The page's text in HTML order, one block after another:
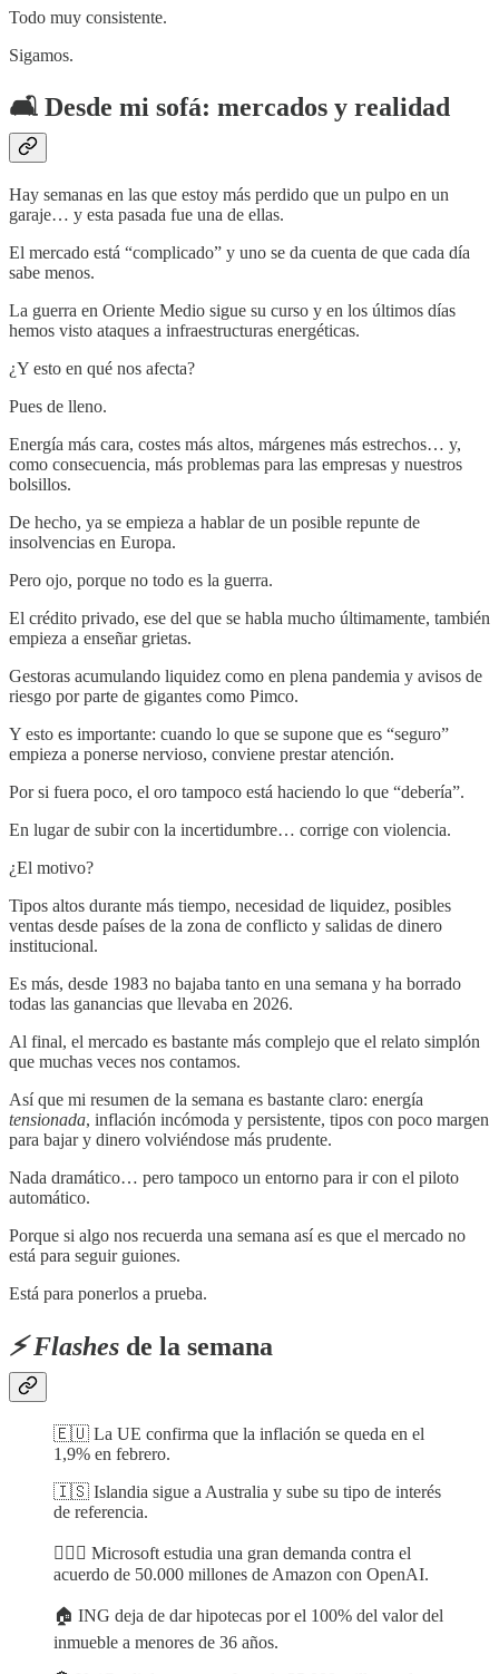
Todo muy consistente.
Sigamos.
🛋️ Desde mi sofá: mercados y realidad
Hay semanas en las que estoy más perdido que un pulpo en un
garaje… y esta pasada fue una de ellas.
El mercado está “complicado” y uno se da cuenta de que cada día
sabe menos.
La guerra en Oriente Medio sigue su curso y en los últimos días
hemos visto ataques a infraestructuras energéticas.
¿Y esto en qué nos afecta?
Pues de lleno.
Energía más cara, costes más altos, márgenes más estrechos… y,
como consecuencia, más problemas para las empresas y nuestros
bolsillos.
De hecho, ya se empieza a hablar de un posible repunte de
insolvencias en Europa.
Pero ojo, porque no todo es la guerra.
El crédito privado, ese del que se habla mucho últimamente, también
empieza a enseñar grietas.
Gestoras acumulando liquidez como en plena pandemia y avisos de
riesgo por parte de gigantes como Pimco.
Y esto es importante: cuando lo que se supone que es “seguro”
empieza a ponerse nervioso, conviene prestar atención.
Por si fuera poco, el oro tampoco está haciendo lo que “debería”.
En lugar de subir con la incertidumbre… corrige con violencia.
¿El motivo?
Tipos altos durante más tiempo, necesidad de liquidez, posibles
ventas desde países de la zona de conflicto y salidas de dinero
institucional.
Es más, desde 1983 no bajaba tanto en una semana y ha borrado
todas las ganancias que llevaba en 2026.
Al final, el mercado es bastante más complejo que el relato simplón
que muchas veces nos contamos.
Así que mi resumen de la semana es bastante claro: energía
tensionada, inflación incómoda y persistente, tipos con poco margen
para bajar y dinero volviéndose más prudente.
Nada dramático… pero tampoco un entorno para ir con el piloto
automático.
Porque si algo nos recuerda una semana así es que el mercado no
está para seguir guiones.
Está para ponerlos a prueba.
⚡️ Flashes de la semana
🇪🇺 La UE confirma que la inflación se queda en el
1,9% en febrero.
🇮🇸 Islandia sigue a Australia y sube su tipo de interés
de referencia.
🧑🏻‍⚖️ Microsoft estudia una gran demanda contra el
acuerdo de 50.000 millones de Amazon con OpenAI.
🏠 ING deja de dar hipotecas por el 100% del valor del
inmueble a menores de 36 años.